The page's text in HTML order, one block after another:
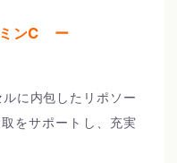
ンC ー
に内包したリポソー
をサポートし、充実